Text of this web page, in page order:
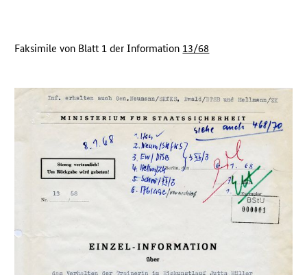
Faksimile von Blatt 1 der Information 13/68